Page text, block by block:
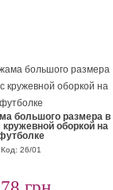
большого размера в
оборкой на
Код: 26/01